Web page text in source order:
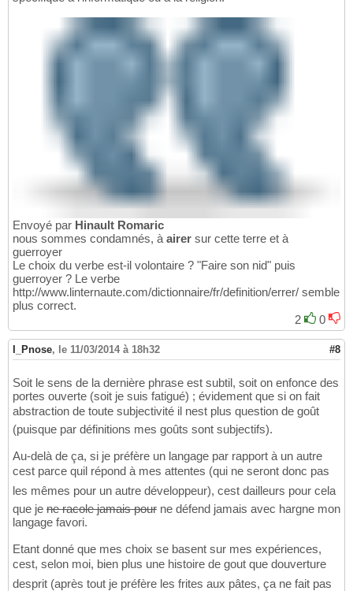
Envoyé par Hinault Romaric
nous sommes condamnés, à airer sur cette terre et à
guerroyer
Le choix du verbe est-il volontaire ? "Faire son nid" puis
guerroyer ? Le verbe
http://www.linternaute.com/dictionnaire/fr/definition/errer/ semble
plus correct.
2
0
I_Pnose, le 11/03/2014 à 18h32 #8
Soit le sens de la dernière phrase est subtil, soit on enfonce des
portes ouverte (soit je suis fatigué) ; évidement que si on fait
abstraction de toute subjectivité il nest plus question de goût
(puisque par définitions mes goûts sont subjectifs).
Au-delà de ça, si je préfère un langage par rapport à un autre
cest parce quil répond à mes attentes (qui ne seront donc pas
les mêmes pour un autre développeur), cest dailleurs pour cela
que je ne racole jamais pour ne défend jamais avec hargne mon
langage favori.
Etant donné que mes choix se basent sur mes expériences,
cest, selon moi, bien plus une histoire de gout que douverture
desprit (après tout je préfère les frites aux pâtes, ça ne fait pas